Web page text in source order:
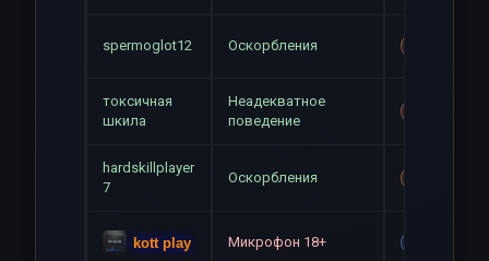
spermoglot12 Оскорбления
токсичная
шкила
Неадекватное
поведение
hardskillplayer
7
Оскорбления
kott play Микрофон 18+